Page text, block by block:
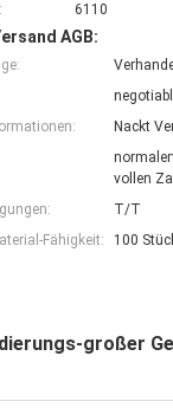
6110
AGB:
Nackt
vollen
T/T
Fähigkeit:
100
großer